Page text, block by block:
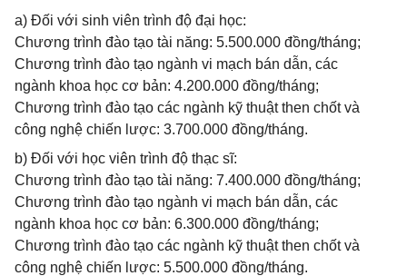
a) Đối với sinh viên trình độ đại học:
Chương trình đào tạo tài năng: 5.500.000 đồng/tháng;
Chương trình đào tạo ngành vi mạch bán dẫn, các
ngành khoa học cơ bản: 4.200.000 đồng/tháng;
Chương trình đào tạo các ngành kỹ thuật then chốt và
công nghệ chiến lược: 3.700.000 đồng/tháng.
b) Đối với học viên trình độ thạc sĩ:
Chương trình đào tạo tài năng: 7.400.000 đồng/tháng;
Chương trình đào tạo ngành vi mạch bán dẫn, các
ngành khoa học cơ bản: 6.300.000 đồng/tháng;
Chương trình đào tạo các ngành kỹ thuật then chốt và
công nghệ chiến lược: 5.500.000 đồng/tháng.